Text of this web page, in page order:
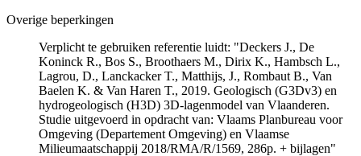
Overige beperkingen
Verplicht te gebruiken referentie luidt: "Deckers J., De
Koninck R., Bos S., Broothaers M., Dirix K., Hambsch L.,
Lagrou, D., Lanckacker T., Matthijs, J., Rombaut B., Van
Baelen K. & Van Haren T., 2019. Geologisch (G3Dv3) en
hydrogeologisch (H3D) 3D-lagenmodel van Vlaanderen.
Studie uitgevoerd in opdracht van: Vlaams Planbureau voor
Omgeving (Departement Omgeving) en Vlaamse
Milieumaatschappij 2018/RMA/R/1569, 286p. + bijlagen"